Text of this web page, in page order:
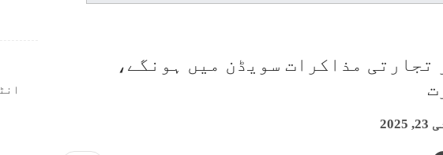
مذاکرات سویڈن میں ہونگے،